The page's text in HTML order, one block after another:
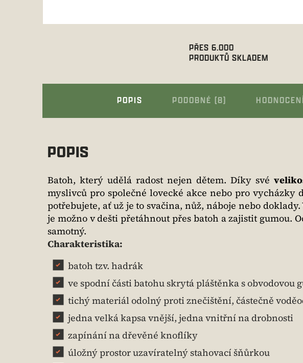
PŘES 6.000
PRODUKTŮ SKLADEM
POPIS PODOBNÉ (8)
POPIS
Batoh, který udělá radost nejen dětem. Díky své
myslivců pro společné lovecké akce nebo pro vycházky
potřebujete, ať už je to svačina, nůž, náboje nebo
je možno v dešti přetáhnout přes batoh a zajistit gumou.
samotný.
Charakteristika:
batoh tzv. hadrák
ve spodní části batohu skrytá pláštěnka s obvodovou
tichý materiál odolný proti znečištění, částečně
jedna velká kapsa vnější, jedna vnitřní na drobnosti
zapínání na dřevěné knoflíky
úložný prostor uzavíratelný stahovací šňůrkou